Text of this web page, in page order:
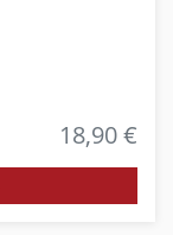
18,90 €